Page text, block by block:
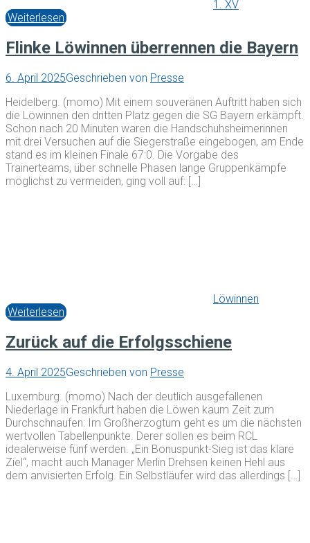
1. XV
Weiterlesen
Flinke Löwinnen überrennen die Bayern
6. April 2025Geschrieben von Presse
Heidelberg. (momo) Mit einem souveränen Auftritt haben sich
die Löwinnen den dritten Platz gegen die SG Bayern erkämpft.
Schon nach 20 Minuten waren die Handschuhsheimerinnen
mit drei Versuchen auf die Siegerstraße eingebogen, am Ende
stand es im kleinen Finale 67:0. Die Vorgabe des
Trainerteams, über schnelle Phasen lange Gruppenkämpfe
möglichst zu vermeiden, ging voll auf: […]
Löwinnen
Weiterlesen
Zurück auf die Erfolgsschiene
4. April 2025Geschrieben von Presse
Luxemburg. (momo) Nach der deutlich ausgefallenen
Niederlage in Frankfurt haben die Löwen kaum Zeit zum
Durchschnaufen: Im Großherzogtum geht es um die nächsten
wertvollen Tabellenpunkte. Derer sollen es beim RCL
idealerweise fünf werden. „Ein Bonuspunkt-Sieg ist das klare
Ziel“, macht auch Manager Merlin Drehsen keinen Hehl aus
dem anvisierten Erfolg. Ein Selbstläufer wird das allerdings […]